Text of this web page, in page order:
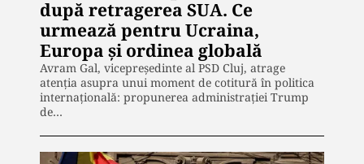
după retragerea SUA. Ce
urmează pentru Ucraina,
Europa și ordinea globală
Avram Gal, vicepreședinte al PSD Cluj, atrage
atenția asupra unui moment de cotitură în politica
internațională: propunerea administrației Trump
de…